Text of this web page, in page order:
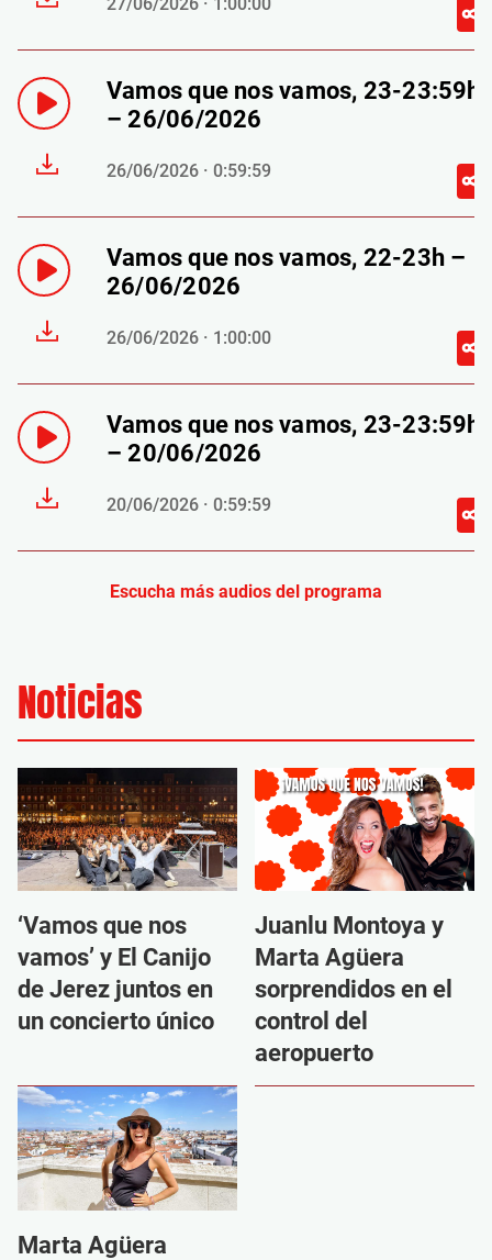
Vamos que nos vamos, 23-23:59h
– 26/06/2026
26/06/2026 · 0:59:59
Vamos que nos vamos, 22-23h –
26/06/2026
26/06/2026 · 1:00:00
Vamos que nos vamos, 23-23:59h
– 20/06/2026
20/06/2026 · 0:59:59
Escucha más audios del programa
Noticias
‘Vamos que nos
vamos’ y El Canijo
de Jerez juntos en
un concierto único
Juanlu Montoya y
Marta Agüera
sorprendidos en el
control del
aeropuerto
Marta Agüera